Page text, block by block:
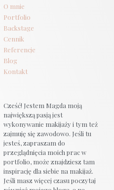
O mnie
Portfolio
Backstage
Cennik
Referencje
Blog
Kontakt
Cześć! Jestem Magda moją
największą pasją jest
wykonywanie makijaży i tym też
zajmuję się zawodowo. Jeśli tu
jesteś, zapraszam do
przeglądnięcia moich prac w
portfolio, może znajdziesz tam
inspirację dla siebie na makijaż.
Jeśli masz więcej czasu poczytaj